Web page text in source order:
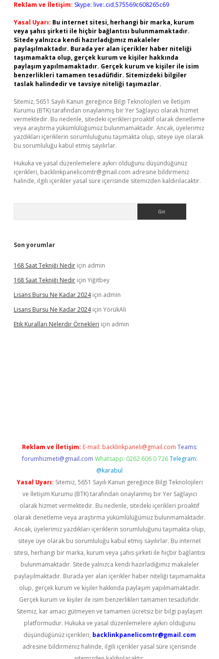
Reklam ve İletişim: Skype: live:.cid.575569c608265c69
Yasal Uyarı: Bu internet sitesi, herhangi bir marka, kurum
veya şahıs şirketi ile hiçbir bağlantısı bulunmamaktadır.
Sitede yalnızca kendi hazırladığımız makaleler
paylaşılmaktadır. Burada yer alan içerikler haber niteliği
taşımamakta olup, gerçek kurum ve kişiler hakkında
paylaşım yapılmamaktadır. Gerçek kurum ve kişiler ile isim
benzerlikleri tamamen tesadüfidir. Sitemizdeki bilgiler
taslak halindedir ve tavsiye niteliği taşımazlar.
Sitemiz, 5651 Sayılı Kanun gereğince Bilgi Teknolojileri ve İletişim
Kurumu (BTK) tarafından onaylanmış bir Yer Sağlayıcı olarak hizmet
vermektedir. Bu nedenle, sitedeki içerikleri proaktif olarak denetleme
veya araştırma yükümlülüğümüz bulunmamaktadır. Ancak, üyelerimiz
yazdıkları içeriklerin sorumluluğunu taşımakta olup, siteye üye olarak
bu sorumluluğu kabul etmiş sayılırlar.
Hukuka ve yasal düzenlemelere aykırı olduğunu düşündüğünüz
içerikleri, backlinkpanelicomtr@gmail.com adresine bildirmeniz
halinde, ilgili içerikler yasal süre içerisinde sitemizden kaldırılacaktır.
Son yorumlar
168 Saat Tekniği Nedir için admin
168 Saat Tekniği Nedir için Yiğitbey
Lisans Bursu Ne Kadar 2024için admin
Lisans Bursu Ne Kadar 2024için YörükAli
Etik Kuralları Nelerdir Örnekleri için admin
Reklam ve İletişim: E-mail: backlinkpaneli@gmail.com Teams:
forumhizmeti@gmail.com Whatsapp: 0262 606 0 726 Telegram:
@karabul
Yasal Uyarı: Sitemiz, 5651 Sayılı Kanun gereğince Bilgi Teknolojileri
ve İletişim Kurumu (BTK) tarafından onaylanmış bir Yer Sağlayıcı
olarak hizmet vermektedir. Bu nedenle, sitedeki içerikleri proaktif
olarak denetleme veya araştırma yükümlülüğümüz bulunmamaktadır.
Ancak, üyelerimiz yazdıkları içeriklerin sorumluluğunu taşımakta olup,
siteye üye olarak bu sorumluluğu kabul etmiş sayılırlar. Bu internet
sitesi, herhangi bir marka, kurum veya şahıs şirketi ile hiçbir bağlantısı
bulunmamaktadır. Sitede yalnızca kendi hazırladığımız makaleler
paylaşılmaktadır. Burada yer alan içerikler haber niteliği taşımamakta
olup, gerçek kurum ve kişiler hakkında paylaşım yapılmamaktadır.
Gerçek kurum ve kişiler ile isim benzerlikleri tamamen tesadüfidir.
Sitemiz, kar amacı gütmeyen ve tamamen ücretsiz bir bilgi paylaşım
platformudur. Hukuka ve yasal düzenlemelere aykırı olduğunu
düşündüğünüz içerikleri, backlinkpanelicomtr@gmail.com
adresine bildirmeniz halinde, ilgili içerikler yasal süre içerisinde